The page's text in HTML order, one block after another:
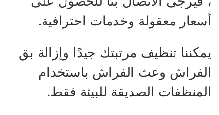
أسعار معقولة وخدمات احترافية.
يمكننا تنظيف مرتبتك جيدًا وإزالة بق
الفراش وعث الفراش باستخدام
المنظفات الصديقة للبيئة فقط.